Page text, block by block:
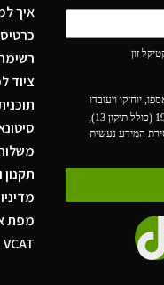
זון
יוחזקו ויעובדו
במאגר מידע בהתאם להוראות חוק הגנת הפרטיות, התשמ"א-1981 (כולל תיקון 13),
המידע נעשית
איך
ציוד
מפת
VCAT